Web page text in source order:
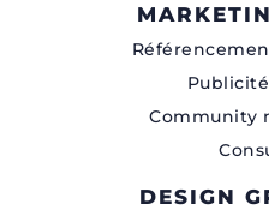
Community
DESIGN